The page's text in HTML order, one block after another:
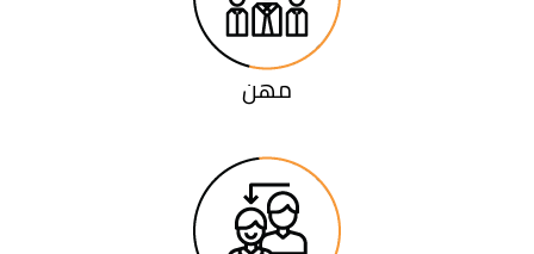
مهن